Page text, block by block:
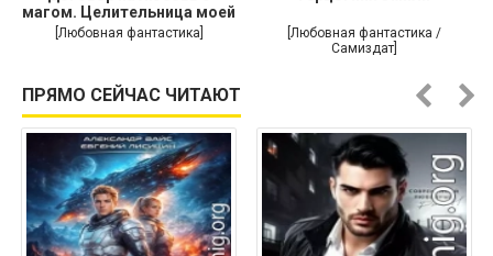
магом. Целительница моей
души
[Любовная фантастика]
[Любовная фантастика /
Самиздат]
ПРЯМО СЕЙЧАС ЧИТАЮТ